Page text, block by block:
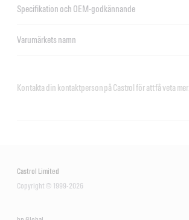
Specifikation och OEM-godkännande
Varumärkets namn
Kontakta din kontaktperson på Castrol för att få veta mer.
Castrol Limited
Copyright © 1999-2026